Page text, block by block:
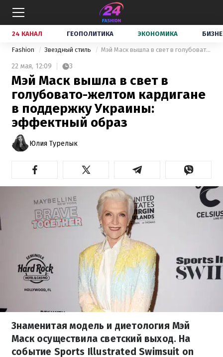
24 КАНАЛ ГЕОПОЛИТИКА ЭКОНОМИКА
Fashion Звездный стиль Мэй Маск вышла в свет в голубовато-желтом кардигане в поддержку Украины: эффектный образ
22 мая, 12:09 3
Мэй Маск вышла в свет в
голубовато-желтом кардигане
в поддержку Украины:
эффектный образ
Юлия Турелык
Знаменитая модель и диетология Мэй
Маск осуществила светский выход. На
событие Sports Illustrated Swimsuit on